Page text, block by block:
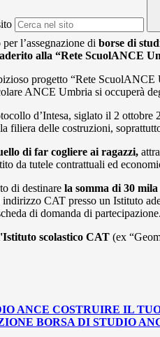
l’assegnazione di borse di
alla “Rete ScuolANCE
progetto “Rete
ANCE Umbria si occuperà
d’Intesa, siglato il 2
filiera delle costruzioni,
di far cogliere ai ragazzi,
da tutele contrattuali ed
di destinare la somma di 30
CAT presso un Istituto
di domanda di partecipazione.
scolastico CAT (ex
ANCE COSTRUIRE IL
BORSA DI STUDIO